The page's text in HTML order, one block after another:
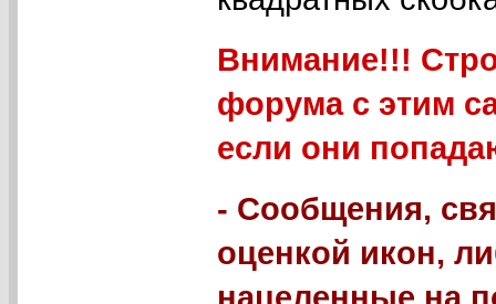
Внимание!!!
форума с этим
если они
- Сообщения,
оценкой икон,